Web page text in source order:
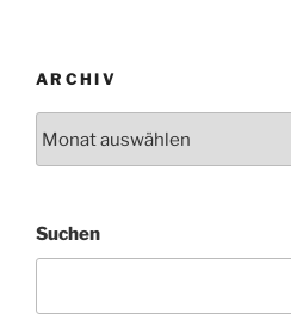
ARCHIV
Suchen